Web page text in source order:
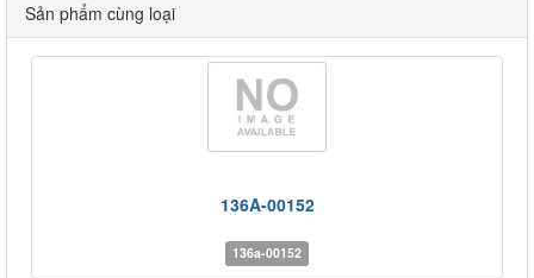
Sản phẩm cùng loại
136A-00152
136a-00152